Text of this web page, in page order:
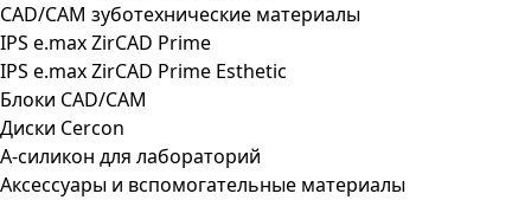
CAD/CAM зуботехнические материалы
IPS e.max ZirCAD Prime
IPS e.max ZirCAD Prime Esthetic
Блоки CAD/CAM
Диски Cercon
А-силикон для лабораторий
Аксессуары и вспомогательные материалы